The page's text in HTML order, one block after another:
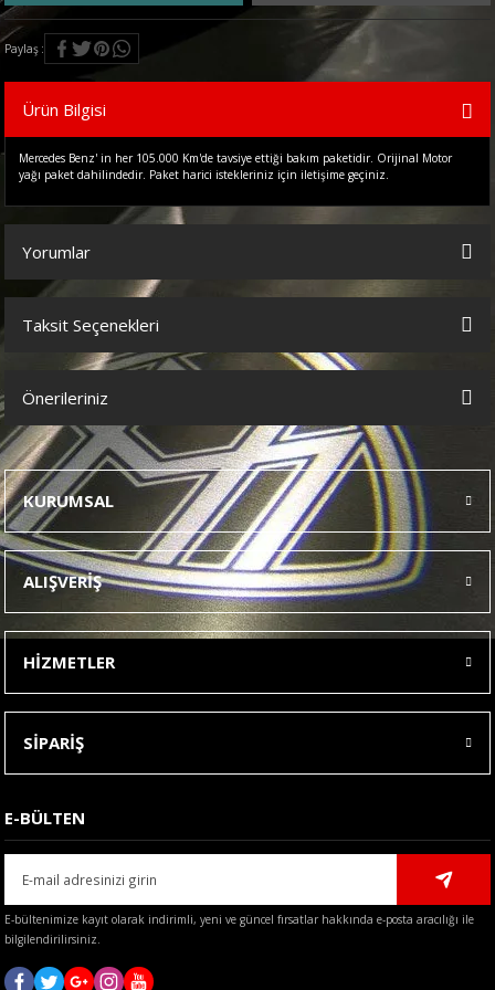
Paylaş
Ürün Bilgisi
Mercedes Benz' in her 105.000 Km'de tavsiye ettiği bakım paketidir. Orijinal Motor
yağı paket dahilindedir. Paket harici istekleriniz için iletişime geçiniz.
Yorumlar
Bu ürüne ilk yorumu siz yapın!
Taksit Seçenekleri
Önerileriniz
Bu ürünün fiyat bilgisi, resim, ürün açıklamalarında ve diğer
konularda yetersiz gördüğünüz noktaları öneri formunu kullanarak
tarafımıza iletebilirsiniz.
Görüş ve önerileriniz için teşekkür ederiz.
Ürün resmi kalitesiz, bozuk veya görüntülenemiyor.
Ürün açıklamasında eksik bilgiler bulunuyor.
Ürün bilgilerinde hatalar bulunuyor.
Ürün fiyatı diğer sitelerden daha pahalı.
Bu ürüne benzer farklı alternatifler olmalı.
Gönder
KURUMSAL
ALIŞVERİŞ
HİZMETLER
SİPARİŞ
E-BÜLTEN
E-bültenimize kayıt olarak indirimli, yeni ve güncel fırsatlar hakkında e-posta aracılığı ile
bilgilendirilirsiniz.